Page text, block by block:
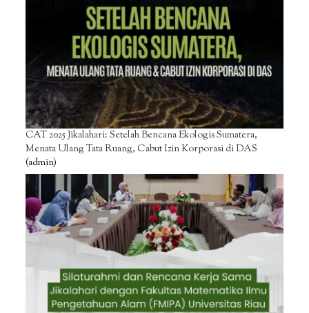
CAT 2025 Jikalahari: Setelah Bencana Ekologis Sumatera,
Menata Ulang Tata Ruang, Cabut Izin Korporasi di DAS
(admin)